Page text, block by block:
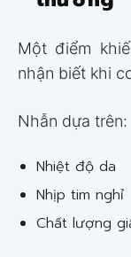
Một điểm
nhận biết khi
Nhẫn dựa trên:
Nhiệt độ da
Nhịp tim nghỉ
Chất lượng